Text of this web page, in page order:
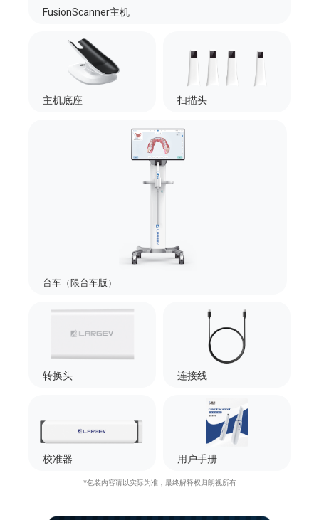
FusionScanner主机
主机底座 扫描头
台车（限台车版）
转换头 连接线
校准器 用户手册
*包装内容请以实际为准，最终解释权归朗视所有